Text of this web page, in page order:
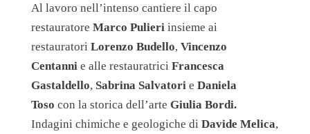
Al lavoro nell’intenso cantiere il capo
restauratore Marco Pulieri insieme ai
restauratori Lorenzo Budello, Vincenzo
Centanni e alle restauratrici Francesca
Gastaldello, Sabrina Salvatori e Daniela
Toso con la storica dell’arte Giulia Bordi.
Indagini chimiche e geologiche di Davide Melica,